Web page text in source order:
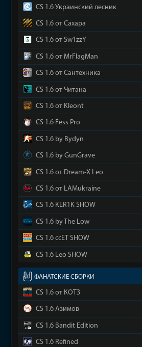
CS 1.6 Украинский лесник
CS 1.6 от Сахара
CS 1.6 от Sw1zzY
CS 1.6 от MrFlagMan
CS 1.6 от Сантехника
CS 1.6 от Читана
CS 1.6 от Kleont
CS 1.6 Fess Pro
CS 1.6 by Bydyn
CS 1.6 by GunGrave
CS 1.6 от Dream-X Leo
CS 1.6 от LAMukraine
CS 1.6 KER1K SHOW
CS 1.6 by The Low
CS 1.6 ccET SHOW
CS 1.6 Leo SHOW
ФАНАТСКИЕ СБОРКИ
CS 1.6 от КОТ3
CS 1.6 Азимов
CS 1.6 Bandit Edition
CS 1.6 Refined